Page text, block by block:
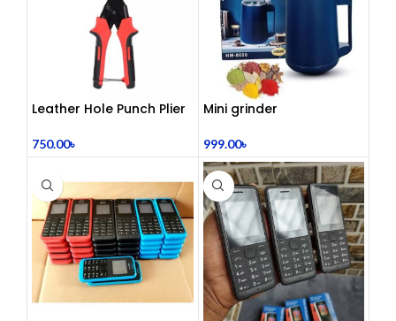
Leather Hole Punch Plier
750.00৳
Mini grinder
999.00৳